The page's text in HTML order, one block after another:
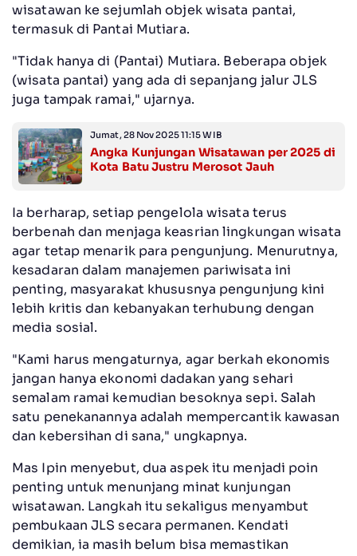
wisatawan ke sejumlah objek wisata pantai,
termasuk di Pantai Mutiara.
"Tidak hanya di (Pantai) Mutiara. Beberapa objek
(wisata pantai) yang ada di sepanjang jalur JLS
juga tampak ramai," ujarnya.
Jumat, 28 Nov 2025 11:15 WIB
Angka Kunjungan Wisatawan per 2025 di
Kota Batu Justru Merosot Jauh
Ia berharap, setiap pengelola wisata terus
berbenah dan menjaga keasrian lingkungan wisata
agar tetap menarik para pengunjung. Menurutnya,
kesadaran dalam manajemen pariwisata ini
penting, masyarakat khususnya pengunjung kini
lebih kritis dan kebanyakan terhubung dengan
media sosial.
"Kami harus mengaturnya, agar berkah ekonomis
jangan hanya ekonomi dadakan yang sehari
semalam ramai kemudian besoknya sepi. Salah
satu penekanannya adalah mempercantik kawasan
dan kebersihan di sana," ungkapnya.
Mas Ipin menyebut, dua aspek itu menjadi poin
penting untuk menunjang minat kunjungan
wisatawan. Langkah itu sekaligus menyambut
pembukaan JLS secara permanen. Kendati
demikian, ia masih belum bisa memastikan